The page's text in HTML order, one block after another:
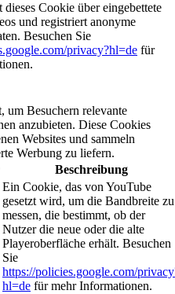
dieses Cookie über eingebettete
und registriert anonyme
Besuchen Sie
privacy?hl=de für
um Besuchern relevante
anzubieten. Diese Cookies
Websites und sammeln
Werbung zu liefern.
Beschreibung
Ein Cookie, das von YouTube
gesetzt wird, um die Bandbreite zu
messen, die bestimmt, ob der
Nutzer die neue oder die alte
Playeroberfläche erhält. Besuchen
Sie
https://policies.google.com/
hl=de für mehr Informationen.